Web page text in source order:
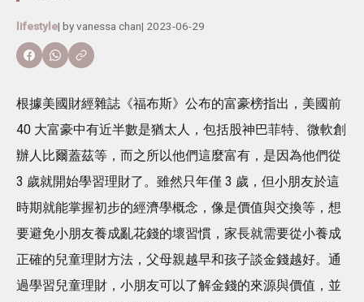
lifestyle| byvanessa chan| 2023-06-29
根據美國財經雜誌《福布斯》公布的富豪榜指出，美國前
40 大富豪中有近半數是猶太人，包括股神巴菲特、微軟創
辦人比爾蓋茲等，而之所以他們這麼富有，是因為他們從
3 歲就開始學習理財了。雖然只年僅 3 歲，但小朋友於這
時期就能掌握初步的經濟學概念，像是價值與交換等，想
要避免小朋友養成亂花錢的壞習慣，家長就需要從小養成
正確的兒童理財方法，父母親越早和孩子談金錢越好。通
過學習兒童理財，小朋友可以了解金錢的來源與價值，並